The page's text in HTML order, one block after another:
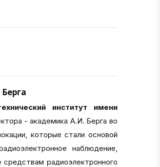
институт имени
- академика А.И. Берга во
которые стали основой
наблюдение,
радиоэлектронного